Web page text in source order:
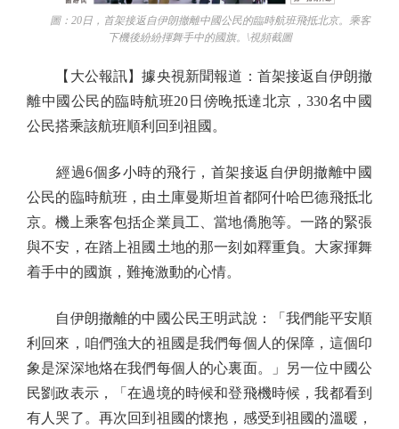
圖：20日，首架接返自伊朗撤離中國公民的臨時航班飛抵北京。乘客
下機後紛紛揮舞手中的國旗。\視頻截圖
【大公報訊】據央視新聞報道：首架接返自伊朗撤
離中國公民的臨時航班20日傍晚抵達北京，330名中國
公民搭乘該航班順利回到祖國。
經過6個多小時的飛行，首架接返自伊朗撤離中國
公民的臨時航班，由土庫曼斯坦首都阿什哈巴德飛抵北
京。機上乘客包括企業員工、當地僑胞等。一路的緊張
與不安，在踏上祖國土地的那一刻如釋重負。大家揮舞
着手中的國旗，難掩激動的心情。
自伊朗撤離的中國公民王明武說：「我們能平安順
利回來，咱們強大的祖國是我們每個人的保障，這個印
象是深深地烙在我們每個人的心裏面。」另一位中國公
民劉政表示，「在過境的時候和登飛機時候，我都看到
有人哭了。再次回到祖國的懷抱，感受到祖國的溫暖，